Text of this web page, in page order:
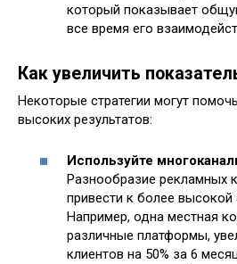
который показывает
все время его
Как увеличить
Некоторые стратегии могут
высоких результатов:
Используйте
Разнообразие рекламных
привести к более
Например, одна местная
различные платформы,
клиентов на 50% за 6